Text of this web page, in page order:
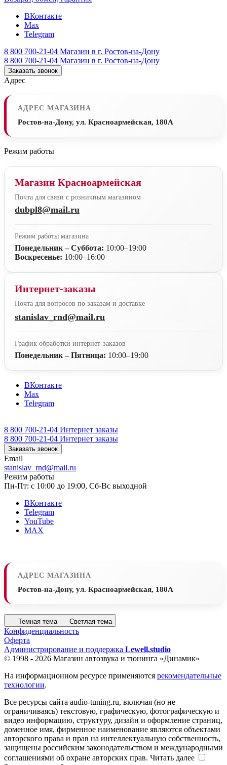
ВКонтакте
Max
Telegram
8 800 700-21-04 Магазин в г. Ростов-на-Дону
8 800 700-21-04 Магазин в г. Ростов-на-Дону
Заказать звонок
Адрес
АДРЕС МАГАЗИНА
Ростов-на-Дону, ул. Красноармейская, 180А
Режим работы
Магазин Красноармейская
Почта для связи с розничным магазином
dubpl8@mail.ru
Режим работы магазина
Понедельник – Суббота: 10:00–19:00
Воскресенье: 10:00–16:00
Интернет-заказы
Почта для вопросов по заказам и доставке
stanislav_rnd@mail.ru
График обработки интернет-заказов
Понедельник – Пятница: 10:00–19:00
ВКонтакте
Max
Telegram
8 800 700-21-04 Интернет заказы
8 800 700-21-04 Интернет заказы
Заказать звонок
Email
stanislav_rnd@mail.ru
Режим работы
Пн-Пт: с 10:00 до 19:00, Сб-Вс выходной
ВКонтакте
Telegram
YouTube
MAX
АДРЕС МАГАЗИНА
Ростов-на-Дону, ул. Красноармейская, 180А
Темная тема Светлая тема
Конфиденциальность
Оферта
Администрирование и поддержка Lewell.studio
© 1998 - 2026 Магазин автозвука и тюнинга «Динамик»
На информационном ресурсе применяются рекомендательные
технологии.
Все ресурсы сайта audio-tuning.ru, включая (но не
ограничиваясь) текстовую, графическую, фотографическую и
видео информацию, структуру, дизайн и оформление страниц,
доменное имя, фирменное наименование являются объектами
авторского права и прав на интеллектуальную собственность,
защищены российским законодательством и международными
соглашениями об охране авторских прав. Читать далее